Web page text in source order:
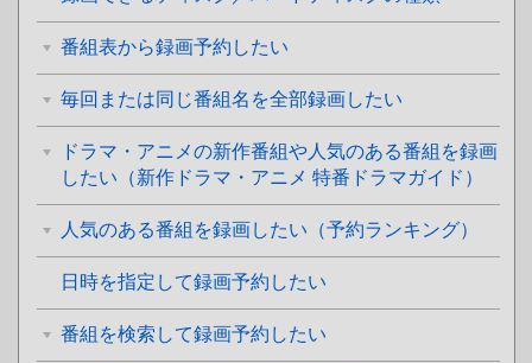
番組表から録画予約したい
毎回または同じ番組名を全部録画したい
ドラマ・アニメの新作番組や人気のある番組を録画
したい（新作ドラマ・アニメ 特番ドラマガイド）
人気のある番組を録画したい（予約ランキング）
日時を指定して録画予約したい
番組を検索して録画予約したい